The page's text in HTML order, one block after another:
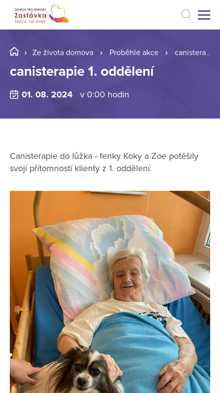
Ze života domova Proběhlé akce canisterapie 1. oddělení
canisterapie 1. oddělení
01. 08. 2024 v 0:00 hodin
Canisterapie do lůžka - fenky Koky a Zoe potěšily
svojí přítomností klienty z 1. oddělení.